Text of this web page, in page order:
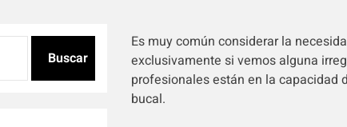
Es muy común considerar la
exclusivamente si vemos alguna
profesionales están en la capacidad
bucal.